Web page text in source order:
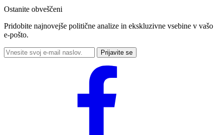
Ostanite obveščeni
Pridobite najnovejše politične analize in ekskluzivne vsebine v vašo
e-pošto.
Prijavite se